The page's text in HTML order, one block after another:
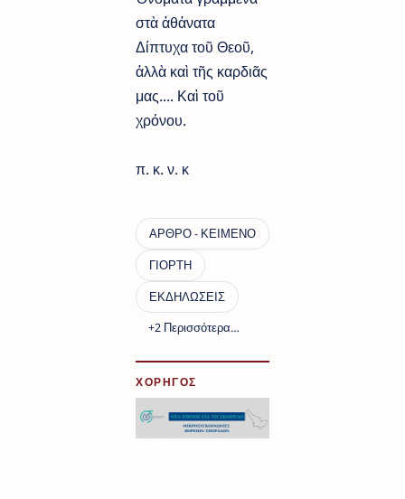
στὰ ἀθἀνατα
Δίπτυχα τοῦ Θεοῦ,
ἀλλὰ καὶ τῆς καρδιᾶς
μας.... Καὶ τοῦ
χρόνου.
π. κ. ν. κ
ΧΟΡΗΓΟΣ